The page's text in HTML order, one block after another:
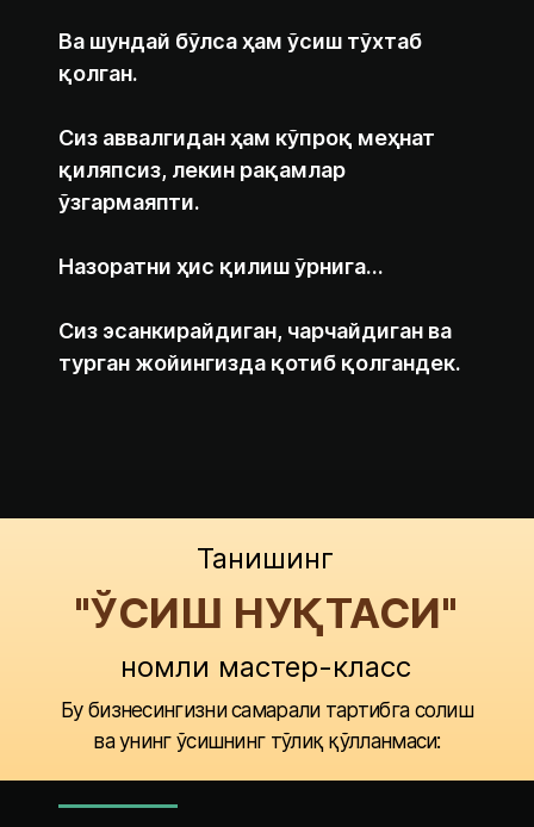
Ва шундай бўлса ҳам ўсиш тўхтаб
қолган.
Сиз аввалгидан ҳам кўпроқ меҳнат
қиляпсиз, лекин рақамлар
ўзгармаяпти.
Назоратни ҳис қилиш ўрнига…
Сиз эсанкирайдиган, чарчайдиган ва
турган жойингизда қотиб қолгандек.
Бу бизнесингизни самарали тартибга солиш
ва унинг ўсишнинг тўлиқ қўлланмаси:
Танишинг
номли мастер-класс
"ЎСИШ НУҚТАСИ"